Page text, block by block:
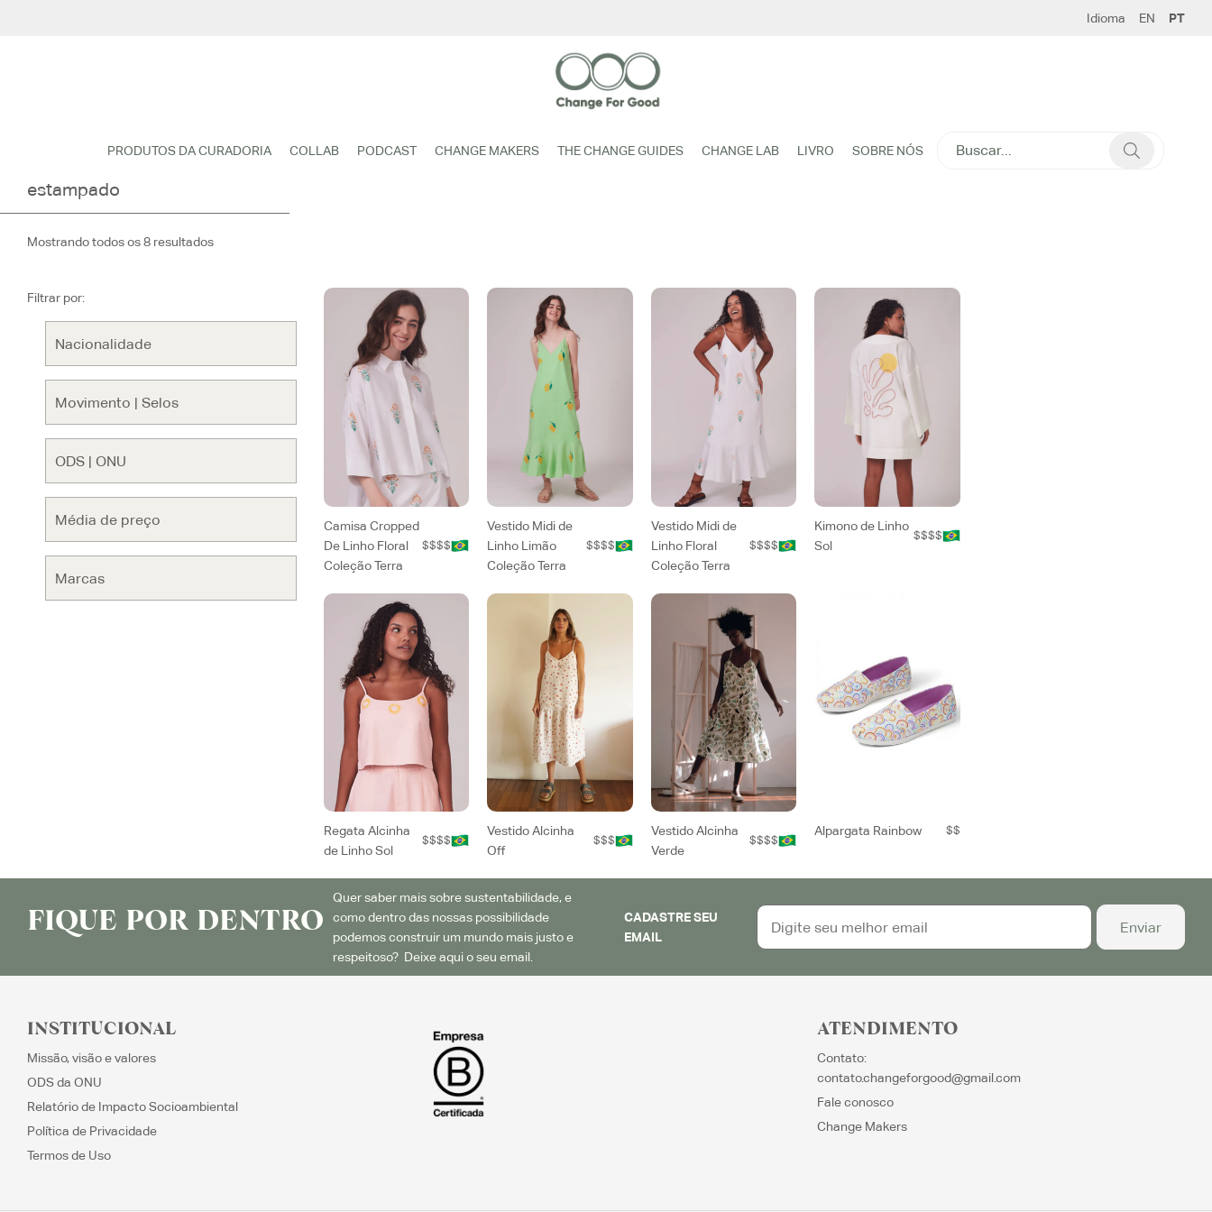
Idioma EN PT
PRODUTOS DA CURADORIA COLLAB PODCAST CHANGE MAKERS THE CHANGE GUIDES CHANGE LAB LIVRO SOBRE NÓS
estampado
Mostrando todos os 8 resultados
Filtrar por:
Camisa Cropped
De Linho Floral
Coleção Terra
$$$$
Vestido Midi de
Linho Limão
Coleção Terra
$$$$
Vestido Midi de
Linho Floral
Coleção Terra
$$$$
Kimono de Linho
Sol
$$$$
Regata Alcinha
de Linho Sol
$$$$
Vestido Alcinha
Off
$$$
Vestido Alcinha
Verde
$$$$
Alpargata Rainbow $$
FIQUE POR DENTRO
Quer saber mais sobre sustentabilidade, e
como dentro das nossas possibilidade
podemos construir um mundo mais justo e
respeitoso? Deixe aqui o seu email.
CADASTRE SEU
EMAIL
INSTITUCIONAL
Missão, visão e valores
ODS da ONU
Relatório de Impacto Socioambiental
Política de Privacidade
Termos de Uso
ATENDIMENTO
Contato:
contato.changeforgood@gmail.com
Fale conosco
Change Makers